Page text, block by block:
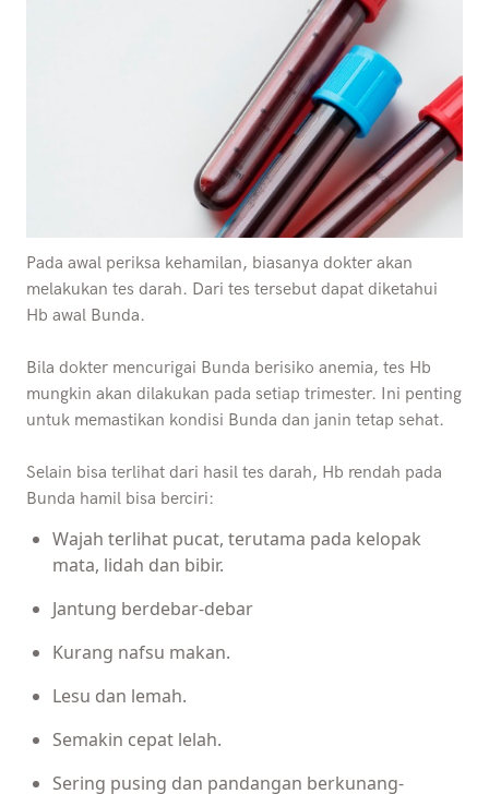
Pada awal periksa kehamilan, biasanya dokter akan
melakukan tes darah. Dari tes tersebut dapat diketahui
Hb awal Bunda.
Bila dokter mencurigai Bunda berisiko anemia, tes Hb
mungkin akan dilakukan pada setiap trimester. Ini penting
untuk memastikan kondisi Bunda dan janin tetap sehat.
Selain bisa terlihat dari hasil tes darah, Hb rendah pada
Bunda hamil bisa berciri:
Wajah terlihat pucat, terutama pada kelopak
mata, lidah dan bibir.
Jantung berdebar-debar
Kurang nafsu makan.
Lesu dan lemah.
Semakin cepat lelah.
Sering pusing dan pandangan berkunang-